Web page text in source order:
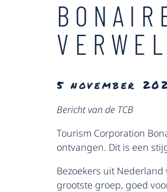
5 november
Bericht van de TCB
Tourism Corporation
ontvangen. Dit is een
Bezoekers uit
grootste groep, goed